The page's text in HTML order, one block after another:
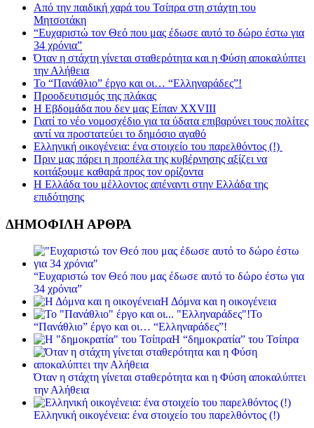
Από την παιδική χαρά του Τσίπρα στη στάχτη του
Μητσοτάκη
“Ευχαριστώ τον Θεό που μας έδωσε αυτό το δώρο έστω για
34 χρόνια”
Όταν η στάχτη γίνεται σταθερότητα και η Φύση αποκαλύπτει
την Αλήθεια
Το “Πανάθλιο” έργο και οι… “Ελληναράδες”!
Προοδευτισμός της πλάκας
Η Εβδομάδα που δεν μας Είπαν XXVIII
Γιατί το νέο νομοσχέδιο για τα ύδατα επιβαρύνει τους πολίτες
αντί να προστατεύει το δημόσιο αγαθό
Ελληνική οικογένεια: ένα στοιχείο του παρελθόντος (!)
Πριν μας πάρει η προπέλα της κυβέρνησης αξίζει να
κοιτάξουμε καθαρά προς τον ορίζοντα
Η Ελλάδα του μέλλοντος απέναντι στην Ελλάδα της
επιδότησης
ΔΗΜΟΦΙΛΗ ΑΡΘΡΑ
“Ευχαριστώ τον Θεό που μας έδωσε αυτό το δώρο έστω για
34 χρόνια”
Η Δόμνα και η οικογένεια
Το
“Πανάθλιο” έργο και οι… “Ελληναράδες”!
Η “δημοκρατία” του Τσίπρα
Όταν η στάχτη γίνεται σταθερότητα και η Φύση αποκαλύπτει
την Αλήθεια
Ελληνική οικογένεια: ένα στοιχείο του παρελθόντος (!)